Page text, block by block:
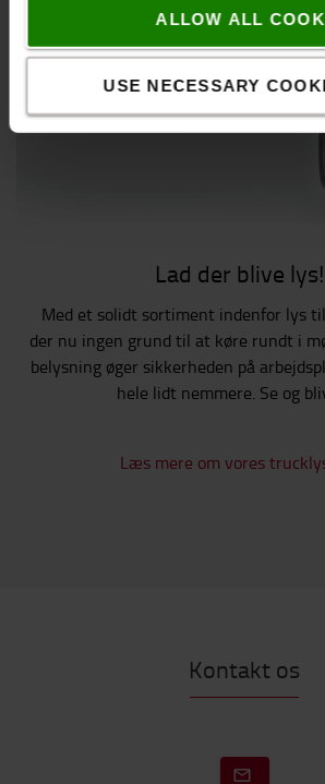
ALLOW ALL
USE NECESSARY
Lad der blive lys!
Med et solidt sortiment indenfor lys
der nu ingen grund til at køre rundt i
belysning øger sikkerheden på
hele lidt nemmere. Se og
Læs mere om vores
Kontakt os